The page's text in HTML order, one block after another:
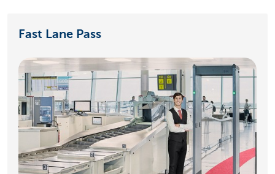
Fast Lane Pass